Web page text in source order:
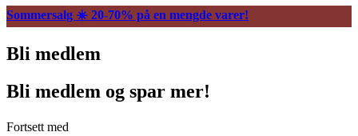
Sommersalg ☀️ 20-70% på en mengde varer!
Bli medlem
Bli medlem og spar mer!
Fortsett med